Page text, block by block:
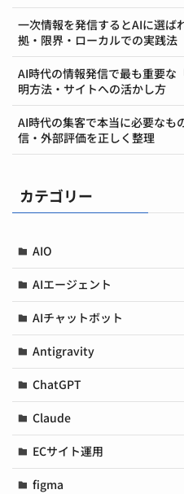
一次情報を発信するとAIに選ば
拠・限界・ローカルでの実践法
AI時代の情報発信で最も重要な
明方法・サイトへの活かし方
AI時代の集客で本当に必要なも
信・外部評価を正しく整理
カテゴリー
AIO
AIエージェント
AIチャットボット
Antigravity
ChatGPT
Claude
ECサイト運用
figma